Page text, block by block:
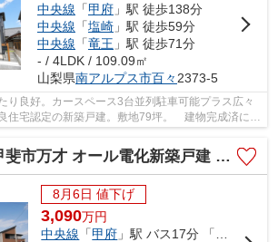
中央線 「甲府 」駅 徒歩138分
中央線 「塩崎 」駅 徒歩59分
中央線 「竜王 」駅 徒歩71分
- / 4LDK / 109.09㎡
山梨県南アルプス市百々 2373-5
り良好。カースペース3台並列駐車可能プラス広々
住宅認定の新築戸建。敷地79坪。 建物完成済につ
。
市万才 オール電化新築戸建 全3棟 2号棟 南西道路
8月6日 値下げ
3,090万円
中央線 「甲府 」駅 バス17分 「榎」 停歩12分